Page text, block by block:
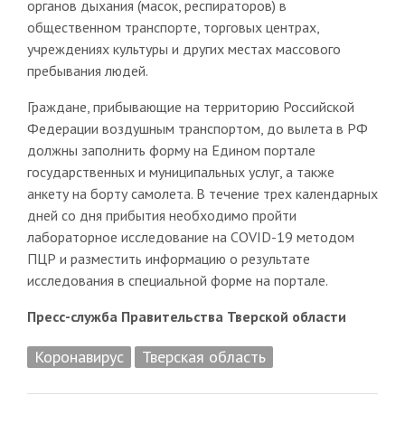
органов дыхания (масок, респираторов) в
общественном транспорте, торговых центрах,
учреждениях культуры и других местах массового
пребывания людей.
Граждане, прибывающие на территорию Российской
Федерации воздушным транспортом, до вылета в РФ
должны заполнить форму на Едином портале
государственных и муниципальных услуг, а также
анкету на борту самолета. В течение трех календарных
дней со дня прибытия необходимо пройти
лабораторное исследование на COVID-19 методом
ПЦР и разместить информацию о результате
исследования в специальной форме на портале.
Пресс-служба Правительства Тверской области
Коронавирус Тверская область